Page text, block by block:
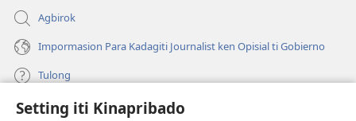
Setting iti Kinapribado
Agbirok
Impormasion Para Kadagiti Journalist ken Opisial ti Gobierno
Tulong
Donasion